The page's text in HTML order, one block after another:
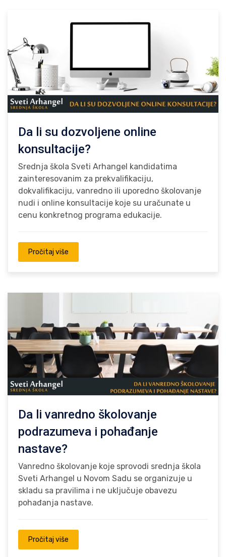
Da li su dozvoljene online
konsultacije?
Srednja škola Sveti Arhangel kandidatima
zainteresovanim za prekvalifikaciju,
dokvalifikaciju, vanredno ili uporedno školovanje
nudi i online konsultacije koje su uračunate u
cenu konkretnog programa edukacije.
Pročitaj više
Da li vanredno školovanje
podrazumeva i pohađanje
nastave?
Vanredno školovanje koje sprovodi srednja škola
Sveti Arhangel u Novom Sadu se organizuje u
skladu sa pravilima i ne uključuje obavezu
pohađanja nastave.
Pročitaj više